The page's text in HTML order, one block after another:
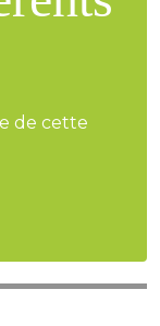
de cette